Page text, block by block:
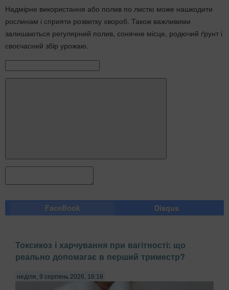
Надмірне використання або полив по листю може нашкодити
рослинам і сприяти розвитку хвороб. Також важливими
залишаються регулярний полив, сонячне місце, родючий ґрунт і
своєчасний збір урожаю.
FaceBook Disqus
Токсикоз і харчування при вагітності: що
реально допомагає в перший триместр?
неділя, 9 серпень 2026, 16:18